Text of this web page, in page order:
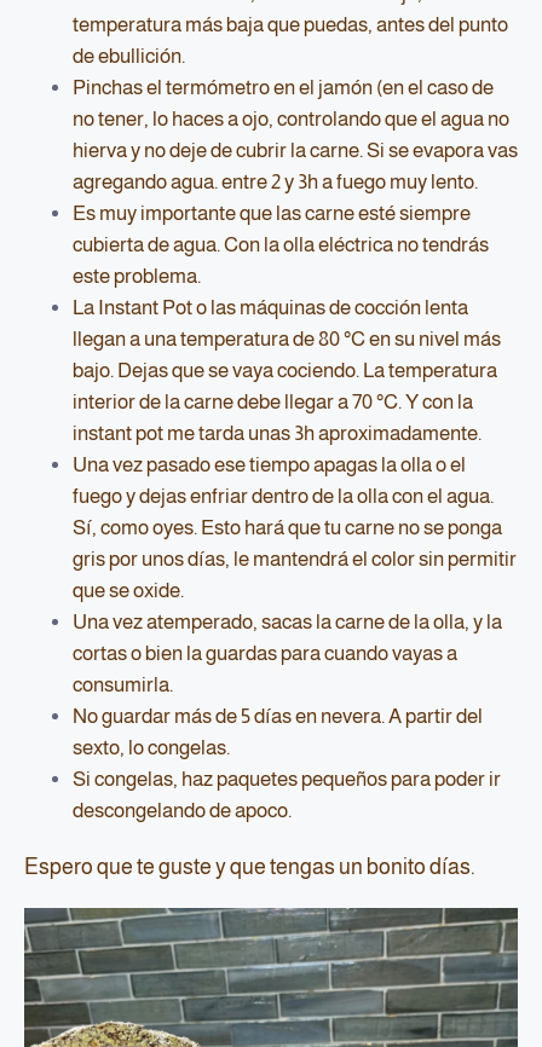
temperatura más baja que puedas, antes del punto
de ebullición.
Pinchas el termómetro en el jamón (en el caso de
no tener, lo haces a ojo, controlando que el agua no
hierva y no deje de cubrir la carne. Si se evapora vas
agregando agua. entre 2 y 3h a fuego muy lento.
Es muy importante que las carne esté siempre
cubierta de agua. Con la olla eléctrica no tendrás
este problema.
La Instant Pot o las máquinas de cocción lenta
llegan a una temperatura de 80 °C en su nivel más
bajo. Dejas que se vaya cociendo. La temperatura
interior de la carne debe llegar a 70 °C. Y con la
instant pot me tarda unas 3h aproximadamente.
Una vez pasado ese tiempo apagas la olla o el
fuego y dejas enfriar dentro de la olla con el agua.
Sí, como oyes. Esto hará que tu carne no se ponga
gris por unos días, le mantendrá el color sin permitir
que se oxide.
Una vez atemperado, sacas la carne de la olla, y la
cortas o bien la guardas para cuando vayas a
consumirla.
No guardar más de 5 días en nevera. A partir del
sexto, lo congelas.
Si congelas, haz paquetes pequeños para poder ir
descongelando de apoco.
Espero que te guste y que tengas un bonito días.